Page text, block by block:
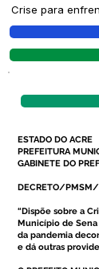
Crise para
ESTADO DO ACRE
PREFEITURA
GABINETE DO
DECRETO/PMSM/
“Dispõe sobre a
Município de
da pandemia
e dá outras